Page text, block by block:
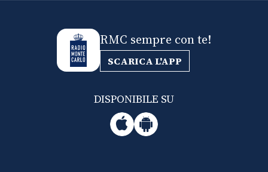
RMC sempre con te!
SCARICA L'APP
DISPONIBILE SU